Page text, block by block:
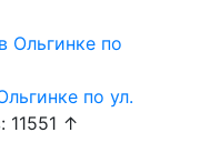
по ул.
11551 ↑